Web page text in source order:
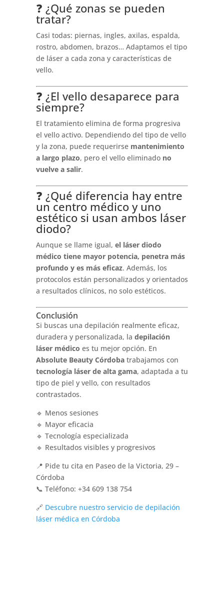
❓ ¿Qué zonas se pueden
tratar?
Casi todas: piernas, ingles, axilas, espalda,
rostro, abdomen, brazos… Adaptamos el tipo
de láser a cada zona y características de
vello.
❓ ¿El vello desaparece para
siempre?
El tratamiento elimina de forma progresiva
el vello activo. Dependiendo del tipo de vello
y la zona, puede requerirse mantenimiento
a largo plazo, pero el vello eliminado no
vuelve a salir.
❓ ¿Qué diferencia hay entre
un centro médico y uno
estético si usan ambos láser
diodo?
Aunque se llame igual, el láser diodo
médico tiene mayor potencia, penetra más
profundo y es más eficaz. Además, los
protocolos están personalizados y orientados
a resultados clínicos, no solo estéticos.
Conclusión
Si buscas una depilación realmente eficaz,
duradera y personalizada, la depilación
láser médico es tu mejor opción. En
Absolute Beauty Córdobatrabajamos con
tecnología láser de alta gama, adaptada a tu
tipo de piel y vello, con resultados
contrastados.
🔹 Menos sesiones
🔹 Mayor eficacia
🔹 Tecnología especializada
🔹 Resultados visibles y progresivos
📍 Pide tu cita en Paseo de la Victoria, 29 –
Córdoba
📞 Teléfono: +34 609 138 754
🔗 Descubre nuestro servicio de depilación
láser médica en Córdoba